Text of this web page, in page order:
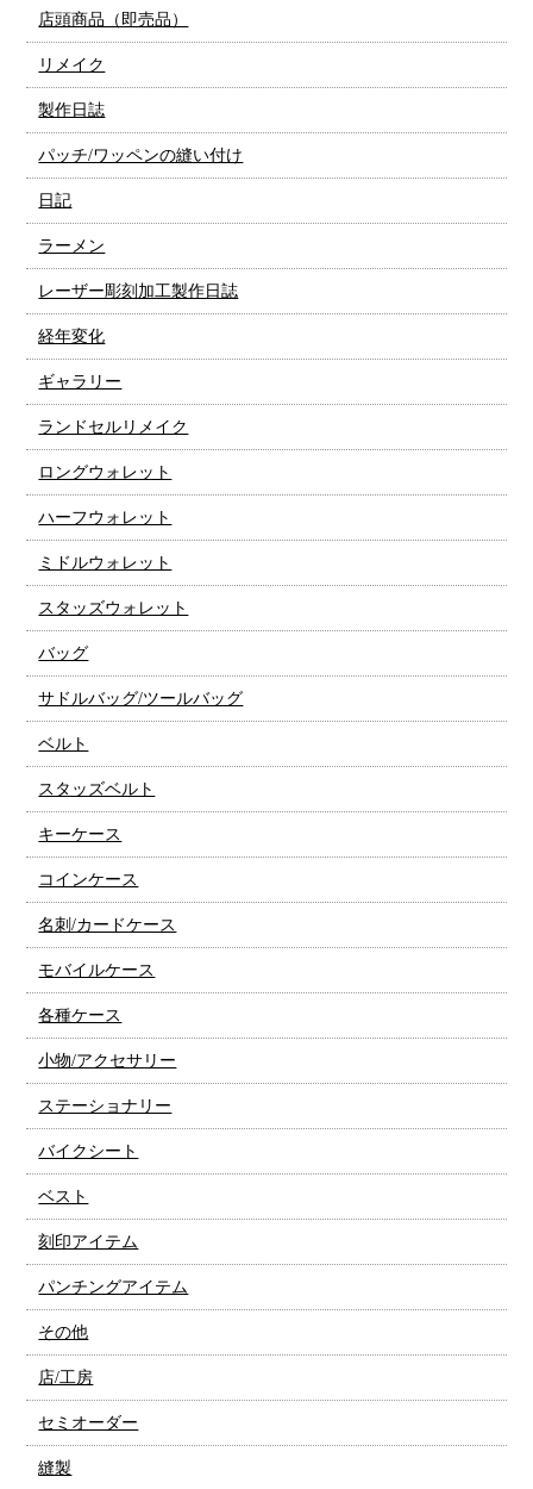
店頭商品（即売品）
リメイク
製作日誌
パッチ/ワッペンの縫い付け
日記
ラーメン
レーザー彫刻加工製作日誌
経年変化
ギャラリー
ランドセルリメイク
ロングウォレット
ハーフウォレット
ミドルウォレット
スタッズウォレット
バッグ
サドルバッグ/ツールバッグ
ベルト
スタッズベルト
キーケース
コインケース
名刺/カードケース
モバイルケース
各種ケース
小物/アクセサリー
ステーショナリー
バイクシート
ベスト
刻印アイテム
パンチングアイテム
その他
店/工房
セミオーダー
縫製